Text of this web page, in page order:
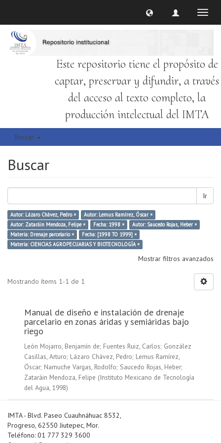
Este repositorio tiene el propósito de
captar, preservar y difundir, a través
del acceso al texto completo, la
producción intelectual del IMTA
Buscar
Buscar
Ir
Autor: Lázaro Chávez, Pedro ×
Autor: Lemus Ramírez, Óscar ×
Autor: Zataráin Mendoza, Felipe ×
Fecha: 1998 ×
Autor: Saucedo Rojas, Heber ×
Materia: Drenaje parcelario ×
Fecha: [1998 TO 1999] ×
Materia: CIENCIAS AGROPECUARIAS Y BIOTECNOLOGÍA ×
Mostrar filtros avanzados
Mostrando ítems 1-1 de 1
Manual de diseño e instalación de drenaje
parcelario en zonas áridas y semiáridas bajo
riego
León Mojarro, Benjamín de; Fuentes Ruiz, Carlos; González
Casillas, Arturo; Lázaro Chávez, Pedro; Lemus Ramírez,
Óscar; Namuche Vargas, Rodolfo; Saucedo Rojas, Heber;
Zataráin Mendoza, Felipe (Instituto Mexicano de Tecnología
del Agua, 1998)
IMTA - Blvd. Paseo Cuauhnáhuac 8532,
Progreso, 62550 Jiutepec, Mor.
Teléfono: 01 777 329 3600